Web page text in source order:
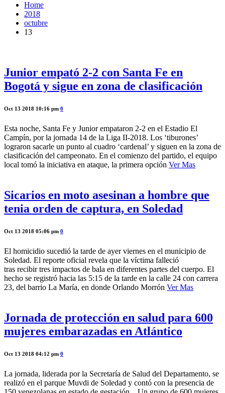
Home
2018
octubre
13
Junior empató 2-2 con Santa Fe en
Bogotá y sigue en zona de clasificación
Oct 13 2018 10:16 pm 0
Esta noche, Santa Fe y Junior empataron 2-2 en el Estadio El
Campín, por la jornada 14 de la Liga II-2018. Los ‘tiburones’
lograron sacarle un punto al cuadro ‘cardenal’ y siguen en la zona de
clasificación del campeonato. En el comienzo del partido, el equipo
local tomó la iniciativa en ataque, la primera opción Ver Mas
Sicarios en moto asesinan a hombre que
tenia orden de captura, en Soledad
Oct 13 2018 05:06 pm 0
El homicidio sucedió la tarde de ayer viernes en el municipio de
Soledad. El reporte oficial revela que la víctima falleció
tras recibir tres impactos de bala en diferentes partes del cuerpo. El
hecho se registró hacia las 5:15 de la tarde en la calle 24 con carrera
23, del barrio La María, en donde Orlando Morrón Ver Mas
Jornada de protección en salud para 600
mujeres embarazadas en Atlántico
Oct 13 2018 04:12 pm 0
La jornada, liderada por la Secretaría de Salud del Departamento, se
realizó en el parque Muvdi de Soledad y contó con la presencia de